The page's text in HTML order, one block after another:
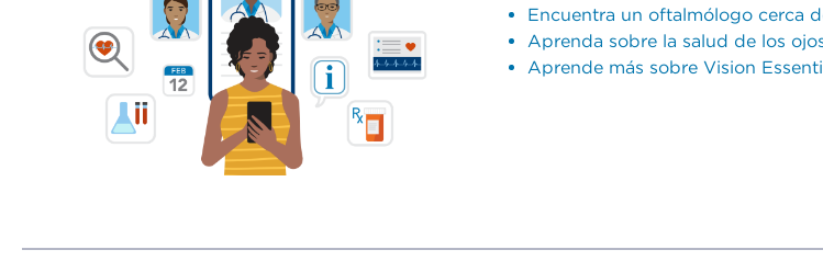
Encuentra un oftalmólogo cerca
Aprenda sobre la salud de los
Aprende más sobre Vision